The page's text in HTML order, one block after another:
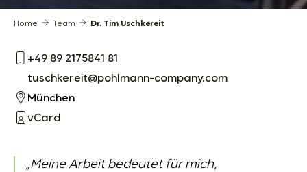
Home Team Dr. Tim Uschkereit
+49 89 2175841 81
tuschkereit@pohlmann-company.com
München
vCard
„Meine Arbeit bedeutet für mich,